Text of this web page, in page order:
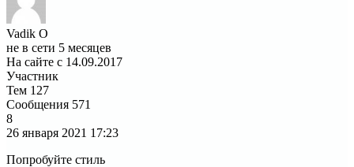
Vadik O
не в сети 5 месяцев
На сайте с 14.09.2017
Участник
Тем 127
Сообщения 571
8
26 января 2021 17:23
Попробуйте стиль